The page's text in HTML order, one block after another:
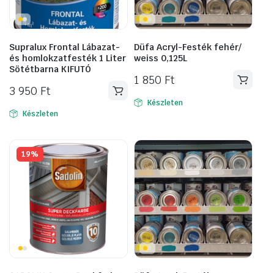
Supralux Frontal Lábazat-
és homlokzatfesték 1 Liter
Sötétbarna KIFUTÓ
3 950 Ft
Készleten
Düfa Acryl-Festék fehér/
weiss 0,125L
1 850 Ft
Készleten
19%